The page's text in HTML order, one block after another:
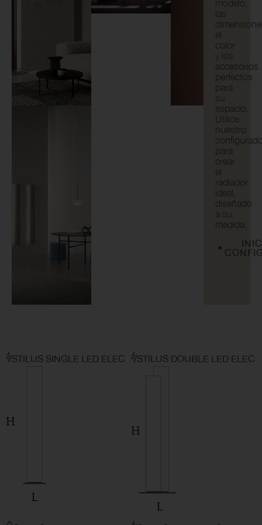
modelo,
las
el
color
y los
accesorios
perfectos
para
su
espacio.
Utilice
nuestro
para
crear
el
radiador
ideal,
diseñado
a su
medida.
STILUS SINGLE LED ELEC STILUS DOUBLE LED ELEC